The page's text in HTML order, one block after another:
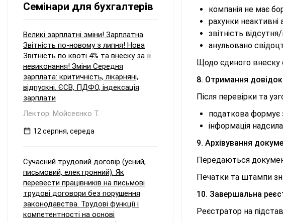
компанія не має
рахунки неактивні
звітність
анульовано
Щодо єдиного внеску
8. Отримання довідок
Після перевірки та
податкова формує
інформація
9. Архівування
Передаються
Печатки та штампи
10. Завершальна
Реєстратор на
Семінари для бухгалтерів
Великі зарплатні зміни! Зарплатна
Звітність по-новому з липня! Нова
Звітність по квоті 4% та внеску за її
невиконання! Зміни Середня
зарплата: критичність, лікарняні,
відпускні. ЄСВ, ПДФО, індексація
зарплати
Лектор: Мойсеєнко Т.
12 серпня, середа
Сучасний трудовий договір (усний,
письмовий, електронний). Як
перевести працівників на письмові
трудові договори без порушення
законодавства. Трудові функції і
компетентності на основі